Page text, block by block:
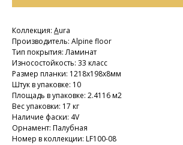
Коллекция: Aura
Производитель: Alpine floor
Тип покрытия: Ламинат
Износостойкость: 33 класс
Размер планки: 1218х198х8мм
Штук в упаковке: 10
Площадь в упаковке: 2.4116 м2
Вес упаковки: 17 кг
Наличие фаски: 4V
Орнамент: Палубная
Номер в коллекции: LF100-08